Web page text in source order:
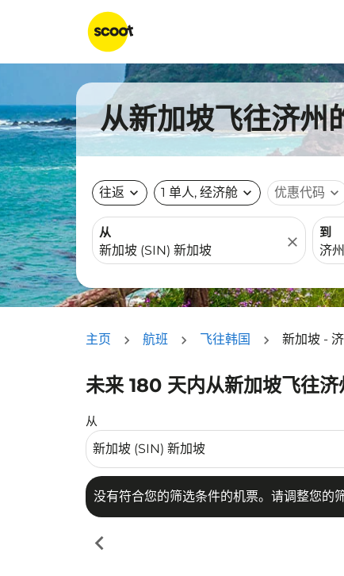
从新加坡飞往济
往返 expand_more 1 单人, 经济舱 expand_more 优惠代码 expand_more
从
close
到
主页 航班 飞往韩国 新加坡 -
未来 180 天内从新加坡飞往济
从
没有符合您的筛选条件的机票。请调整您的
没有符合您的筛选条件的机票。请调整您的筛
chevron_left